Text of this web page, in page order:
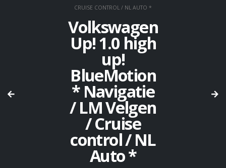
CRUISE CONTROL / NL AUTO *
Volkswagen
Up! 1.0 high
up!
BlueMotion
* Navigatie
/ LM Velgen
/ Cruise
control / NL
Auto *